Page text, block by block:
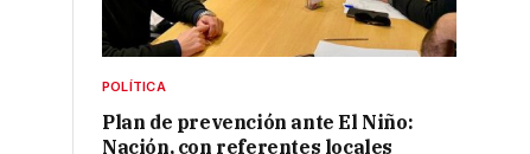
POLÍTICA
Plan de prevención ante El Niño:
Nación, con referentes locales